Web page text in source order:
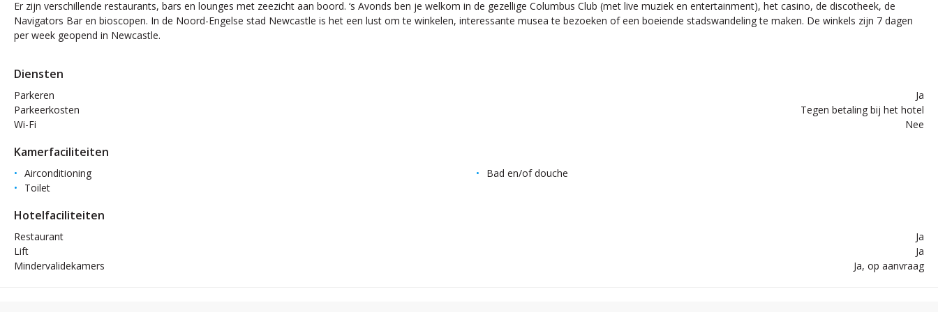
Er zijn verschillende restaurants, bars en lounges met zeezicht aan boord. ‘s Avonds ben je welkom in de gezellige Columbus Club (met live muziek en entertainment), het casino, de discotheek, de
Navigators Bar en bioscopen. In de Noord-Engelse stad Newcastle is het een lust om te winkelen, interessante musea te bezoeken of een boeiende stadswandeling te maken. De winkels zijn 7 dagen
per week geopend in Newcastle.
Diensten
Parkeren
Ja
Parkeerkosten
Tegen betaling bij het hotel
Wi-Fi
Nee
Kamerfaciliteiten
Airconditioning
Bad en/of douche
Toilet
Hotelfaciliteiten
Restaurant
Ja
Lift
Ja
Mindervalidekamers
Ja, op aanvraag